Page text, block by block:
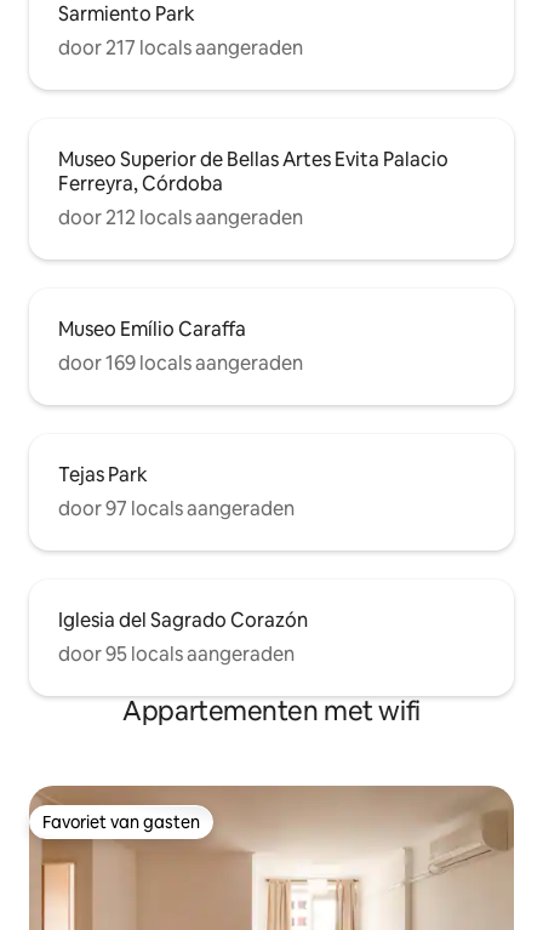
Sarmiento Park
door 217 locals aangeraden
Museo Superior de Bellas Artes Evita Palacio
Ferreyra, Córdoba
door 212 locals aangeraden
Museo Emílio Caraffa
door 169 locals aangeraden
Tejas Park
door 97 locals aangeraden
Iglesia del Sagrado Corazón
door 95 locals aangeraden
Appartementen met wifi
Favoriet van gasten
Favoriet van gasten